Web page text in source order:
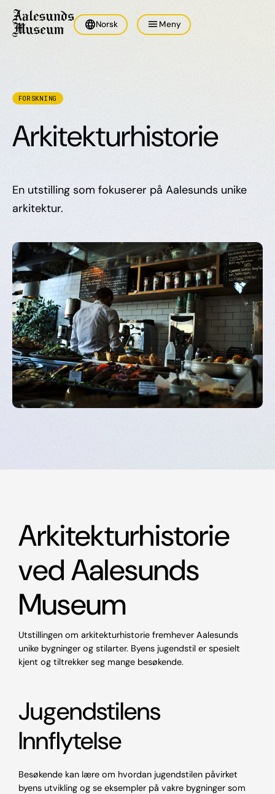
languageNorsk menu Meny
FORSKNING
Arkitekturhistorie
En utstilling som fokuserer på Aalesunds unike
arkitektur.
Arkitekturhistorie
ved Aalesunds
Museum
Utstillingen om arkitekturhistorie fremhever Aalesunds
unike bygninger og stilarter. Byens jugendstil er spesielt
kjent og tiltrekker seg mange besøkende.
Jugendstilens
Innflytelse
Besøkende kan lære om hvordan jugendstilen påvirket
byens utvikling og se eksempler på vakre bygninger som